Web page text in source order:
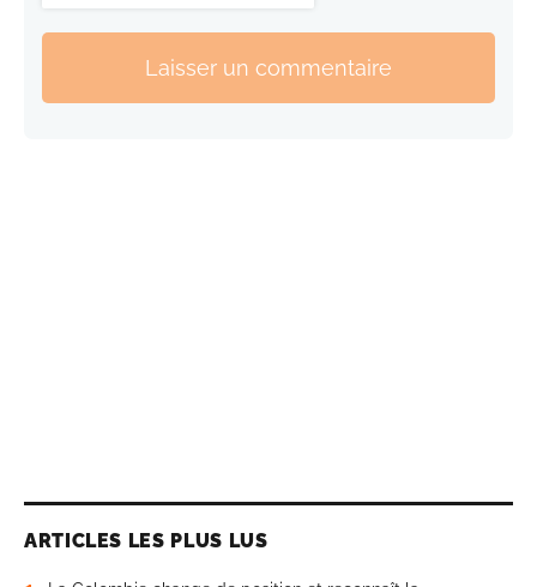
Laisser un commentaire
ARTICLES LES PLUS LUS